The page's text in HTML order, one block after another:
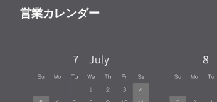
営業カレンダー